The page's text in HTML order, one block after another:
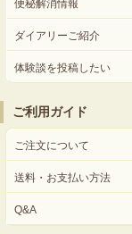
便秘解消情報
ダイアリーご紹介
体験談を投稿したい
ご利用ガイド
ご注文について
送料・お支払い方法
Q&A